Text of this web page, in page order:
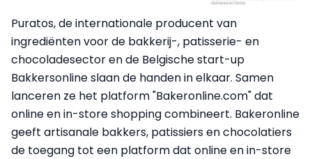
Puratos, de internationale producent van
ingrediënten voor de bakkerij-, patisserie- en
chocoladesector en de Belgische start-up
Bakkersonline slaan de handen in elkaar. Samen
lanceren ze het platform "Bakeronline.com" dat
online en in-store shopping combineert. Bakeronline
geeft artisanale bakkers, patissiers en chocolatiers
de toegang tot een platform dat online en in-store